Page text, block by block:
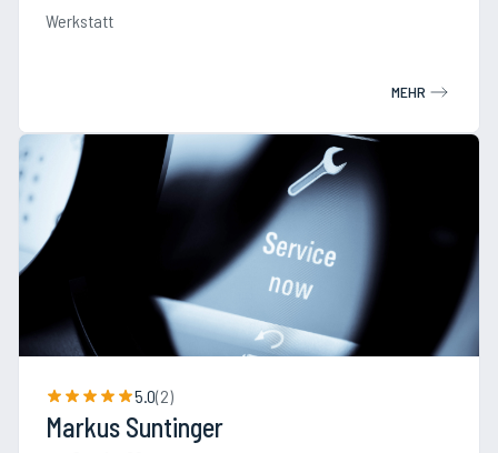
Werkstatt
MEHR
5.0(2)
Markus Suntinger